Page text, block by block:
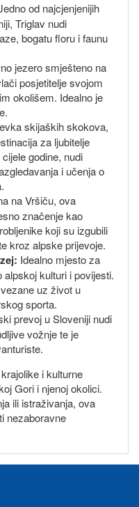
od najcjenjenijih
Triglav nudi
bogatu floru i faunu
jezero smješteno na
posjetitelje svojom
okolišem. Idealno je
skijaških skokova,
za ljubitelje
godine, nudi
i učenja o
na Vršiču, ova
značenje kao
koji su izgubili
kroz alpske prijevoje.
Idealno mjesto za
kulturi i povijesti.
uz život u
sporta.
prevoj u Sloveniji nudi
vožnje te je
i kulturne
Gori i njenoj okolici.
ili istraživanja, ova
nezaboravne